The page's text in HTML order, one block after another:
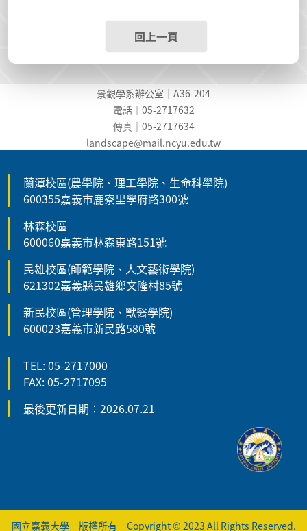
回上一頁
景觀學系辦公室｜A36-204
電話｜05-2717632
傳真｜05-2717634
landscape@mail.ncyu.edu.tw
蘭潭校區(農學院、理工學院、生命科學院)
600355嘉義市鹿寮里學府路300號
林森校區
600060嘉義市林森東路151號
民雄校區(師範學院、人文藝術學院)
621302嘉義縣民雄鄉文隆村85號
新民校區(管理學院、獸醫學院)
600023嘉義市新民路580號
TEL: 05-2717000
FAX: 05-2717095
最後更新日期：2026.07.21
國立嘉義大學 版權所有 Copyright © 2023 All Rights Reserved.